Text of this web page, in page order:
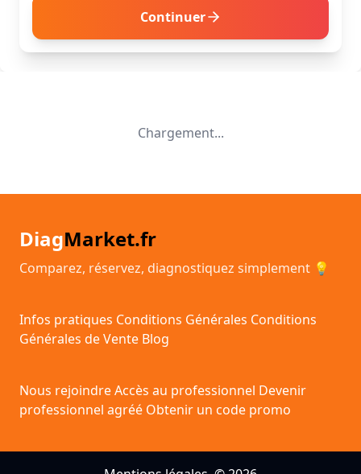
Continuer
Chargement...
DiagMarket.fr
Comparez, réservez, diagnostiquez simplement 💡
Infos pratiques Conditions Générales Conditions
Générales de Vente Blog
Nous rejoindreAccès au professionnel Devenir
professionnel agréé Obtenir un code promo